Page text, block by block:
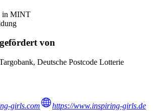
in MINT
von
Deutsche Postcode Lotterie
girls.com https://www.inspiring-girls.de